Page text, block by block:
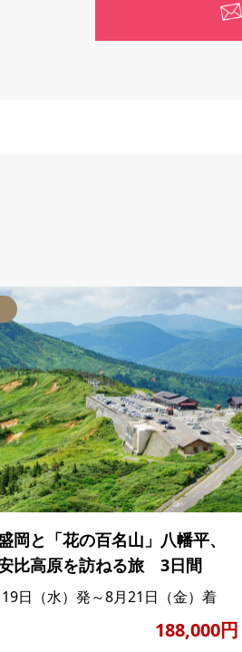
岡と「花の百名山」八幡平、
比高原を訪ねる旅 3日間
日（水）発～8月21日（金）着
188,000円